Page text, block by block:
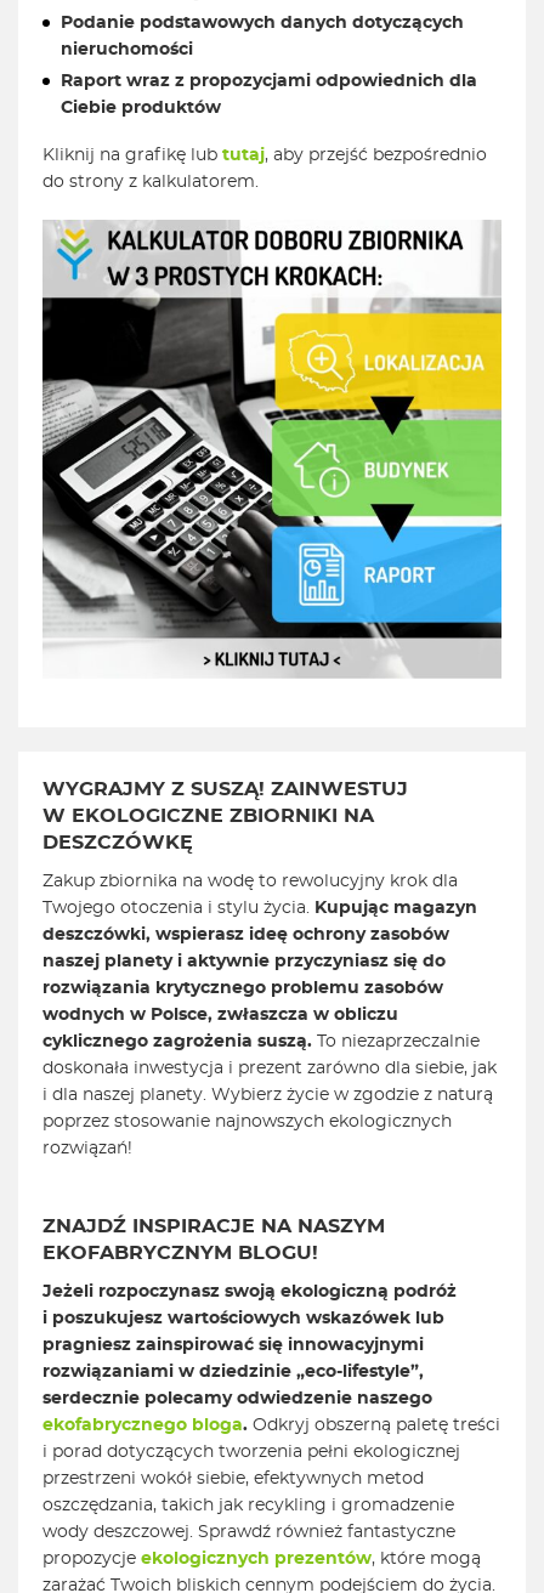
Podanie podstawowych danych dotyczących
nieruchomości
Raport wraz z propozycjami odpowiednich dla
Ciebie produktów
Kliknij na grafikę lub tutaj, aby przejść bezpośrednio
do strony z kalkulatorem.
WYGRAJMY Z SUSZĄ! ZAINWESTUJ
W EKOLOGICZNE ZBIORNIKI NA
DESZCZÓWKĘ
Zakup zbiornika na wodę to rewolucyjny krok dla
Twojego otoczenia i stylu życia. Kupując magazyn
deszczówki, wspierasz ideę ochrony zasobów
naszej planety i aktywnie przyczyniasz się do
rozwiązania krytycznego problemu zasobów
wodnych w Polsce, zwłaszcza w obliczu
cyklicznego zagrożenia suszą. To niezaprzeczalnie
doskonała inwestycja i prezent zarówno dla siebie, jak
i dla naszej planety. Wybierz życie w zgodzie z naturą
poprzez stosowanie najnowszych ekologicznych
rozwiązań!
ZNAJDŹ INSPIRACJE NA NASZYM
EKOFABRYCZNYM BLOGU!
Jeżeli rozpoczynasz swoją ekologiczną podróż
i poszukujesz wartościowych wskazówek lub
pragniesz zainspirować się innowacyjnymi
rozwiązaniami w dziedzinie „eco-lifestyle”,
serdecznie polecamy odwiedzenie naszego
ekofabrycznego bloga. Odkryj obszerną paletę treści
i porad dotyczących tworzenia pełni ekologicznej
przestrzeni wokół siebie, efektywnych metod
oszczędzania, takich jak recykling i gromadzenie
wody deszczowej. Sprawdź również fantastyczne
propozycje ekologicznych prezentów, które mogą
zarażać Twoich bliskich cennym podejściem do życia.